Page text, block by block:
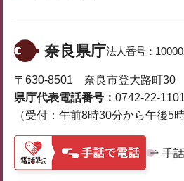
奈良県庁法人番号：
〒630-8501 奈良市登大路町30
県庁代表電話番号： 0742-22-1101
（受付：午前8時30分から午後5
手